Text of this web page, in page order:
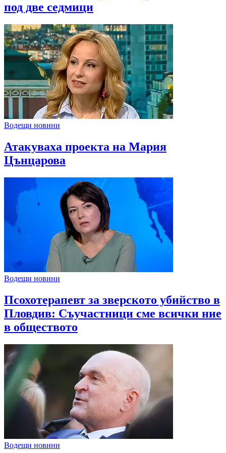
под две седмици
Водещи новини
Атакуваха проекта на Мария
Цънцарова
Водещи новини
Псохотерапевт за зверското убийство в
Пловдив: Съучастници сме всички ние
в обществото
Водещи новини